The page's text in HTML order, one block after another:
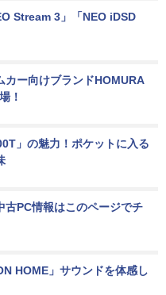
Stream 3」「NEO iDSD
カー向けブランドHOMURA
！
」の魅力！ポケットに入る
古PC情報はこのページでチ
HOME」サウンドを体感し